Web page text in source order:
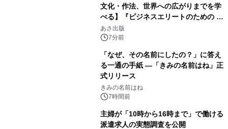
文化・作法、世界への広がりまでを学
べる】『ビジネスエリートのための 教
養としての蕎麦』2026年8月25日
（火）発売
あさ出版
7分前
「なぜ、その名前にしたの？」に答え
る一通の手紙 ―「きみの名前はね」正
式リリース
きみの名前はね
7時間前
主婦が「10時から16時まで」で働ける
派遣求人の実態調査を公開